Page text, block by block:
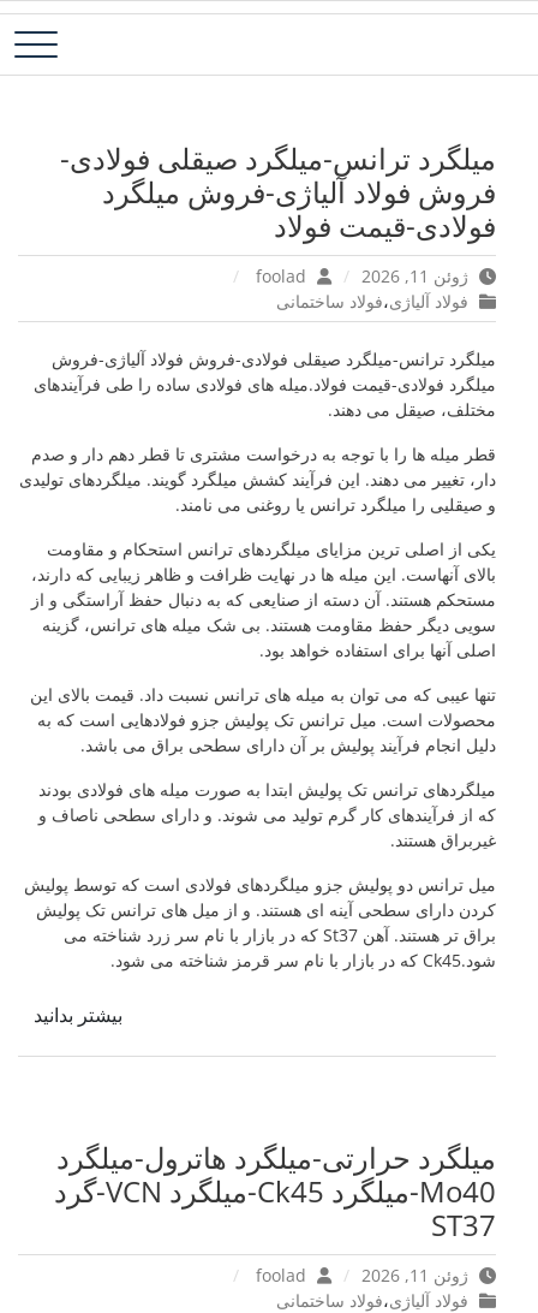
پرش فولاد آلیاژی-میلگرد آلیاژی-تسمه آلیاژی-ورق آلیاژی-لوله آلیاژی-نبشی
میلگرد ترانس-میلگرد صیقلی فولادی-
فروش فولاد آلیاژی-فروش میلگرد
فولادی-قیمت فولاد
ژوئن 11, 2026
فولاد آلیاژی،فولاد ساختمانی
میلگرد ترانس-میلگرد صیقلی فولادی-فروش فولاد آلیاژی-فروش
میلگرد فولادی-قیمت فولاد.میله های فولادی ساده را طی فرآیندهای
مختلف، صیقل می دهند.
قطر میله ها را با توجه به درخواست مشتری تا قطر دهم دار و صدم
دار، تغییر می دهند. این فرآیند کشش میلگرد گویند. میلگردهای تولیدی
و صیقلیی را میلگرد ترانس یا روغنی می نامند.
یکی از اصلی ترین مزایای میلگردهای ترانس استحکام و مقاومت
بالای آنهاست. این میله ها در نهایت ظرافت و ظاهر زیبایی که دارند،
مستحکم هستند. آن دسته از صنایعی که به دنبال حفظ آراستگی و از
سویی دیگر حفظ مقاومت هستند. بی شک میله های ترانس، گزینه
اصلی آنها برای استفاده خواهد بود.
تنها عیبی که می توان به میله های ترانس نسبت داد. قیمت بالای این
محصولات است. میل ترانس تک پولیش جزو فولادهایی است که به
دلیل انجام فرآیند پولیش بر آن دارای سطحی براق می باشد.
میلگردهای ترانس تک پولیش ابتدا به صورت میله های فولادی بودند
که از فرآیندهای کار گرم تولید می شوند. و دارای سطحی ناصاف و
غیربراق هستند.
میل ترانس دو پولیش جزو میلگردهای فولادی است که توسط پولیش
کردن دارای سطحی آینه ای هستند. و از میل های ترانس تک پولیش
براق تر هستند. آهن St37 که در بازار با نام سر زرد شناخته می
شود.Ck45 که در بازار با نام سر قرمز شناخته می شود.
بیشتر بدانید
میلگرد حرارتی-میلگرد هاترول-میلگرد
Mo40-میلگرد Ck45-میلگرد VCN-گرد
ST37
ژوئن 11, 2026
فولاد آلیاژی،فولاد ساختمانی